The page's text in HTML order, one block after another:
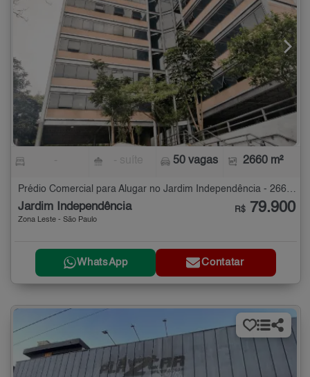
50 vagas 2660 m²
Jardim Independência
Zona Leste - São Paulo
R$ 79.900
WhatsApp Contatar